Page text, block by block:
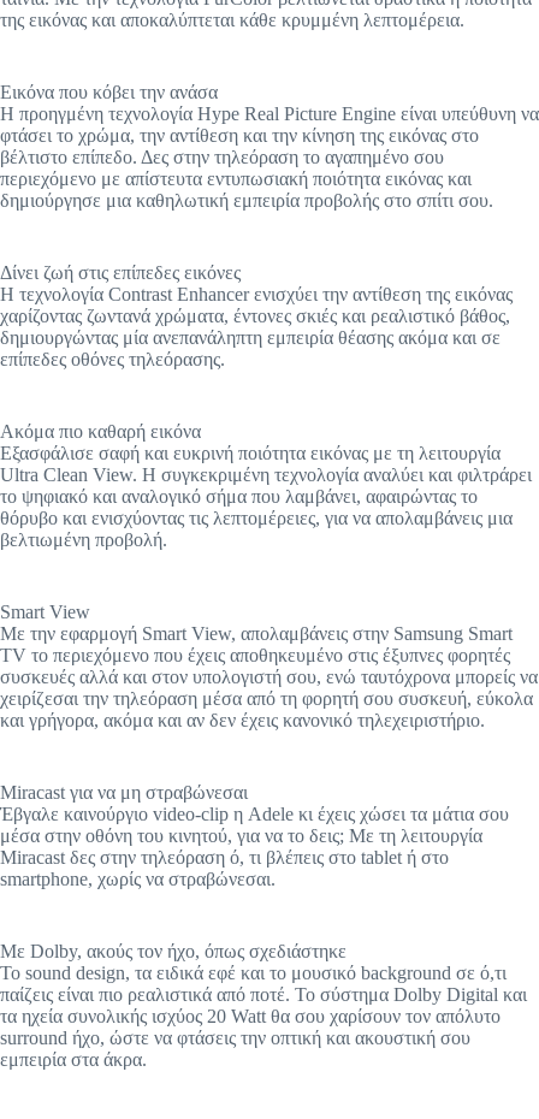
της εικόνας και αποκαλύπτεται κάθε κρυμμένη λεπτομέρεια.
Εικόνα που κόβει την ανάσα
Η προηγμένη τεχνολογία Hype Real Picture Engine είναι υπεύθυνη να
φτάσει το χρώμα, την αντίθεση και την κίνηση της εικόνας στο
βέλτιστο επίπεδο. Δες στην τηλεόραση το αγαπημένο σου
περιεχόμενο με απίστευτα εντυπωσιακή ποιότητα εικόνας και
δημιούργησε μια καθηλωτική εμπειρία προβολής στο σπίτι σου.
Δίνει ζωή στις επίπεδες εικόνες
Η τεχνολογία Contrast Enhancer ενισχύει την αντίθεση της εικόνας
χαρίζοντας ζωντανά χρώματα, έντονες σκιές και ρεαλιστικό βάθος,
δημιουργώντας μία ανεπανάληπτη εμπειρία θέασης ακόμα και σε
επίπεδες οθόνες τηλεόρασης.
Ακόμα πιο καθαρή εικόνα
Εξασφάλισε σαφή και ευκρινή ποιότητα εικόνας με τη λειτουργία
Ultra Clean View. Η συγκεκριμένη τεχνολογία αναλύει και φιλτράρει
το ψηφιακό και αναλογικό σήμα που λαμβάνει, αφαιρώντας το
θόρυβο και ενισχύοντας τις λεπτομέρειες, για να απολαμβάνεις μια
βελτιωμένη προβολή.
Smart View
Με την εφαρμογή Smart View, απολαμβάνεις στην Samsung Smart
TV το περιεχόμενο που έχεις αποθηκευμένο στις έξυπνες φορητές
συσκευές αλλά και στον υπολογιστή σου, ενώ ταυτόχρονα μπορείς να
χειρίζεσαι την τηλεόραση μέσα από τη φορητή σου συσκευή, εύκολα
και γρήγορα, ακόμα και αν δεν έχεις κανονικό τηλεχειριστήριο.
Miracast για να μη στραβώνεσαι
Έβγαλε καινούργιο video-clip η Adele κι έχεις χώσει τα μάτια σου
μέσα στην οθόνη του κινητού, για να το δεις; Με τη λειτουργία
Miracast δες στην τηλεόραση ό, τι βλέπεις στο tablet ή στο
smartphone, χωρίς να στραβώνεσαι.
Με Dolby, ακούς τον ήχο, όπως σχεδιάστηκε
Το sound design, τα ειδικά εφέ και το μουσικό background σε ό,τι
παίζεις είναι πιο ρεαλιστικά από ποτέ. Το σύστημα Dolby Digital και
τα ηχεία συνολικής ισχύος 20 Watt θα σου χαρίσουν τον απόλυτο
surround ήχο, ώστε να φτάσεις την οπτική και ακουστική σου
εμπειρία στα άκρα.